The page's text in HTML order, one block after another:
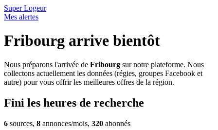
Super Logeur
Mes alertes
Fribourg arrive bientôt
Nous préparons l'arrivée de Fribourg sur notre plateforme. Nous
collectons actuellement les données (régies, groupes Facebook et
autre) pour vous offrir les meilleures offres de la région.
Fini les heures de recherche
6 sources, 8 annonces/mois, 320 abonnés